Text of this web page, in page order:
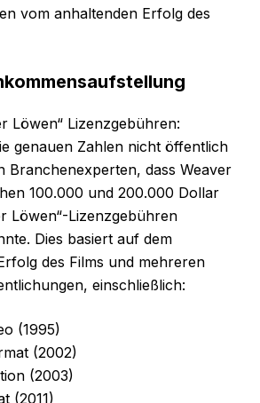
vom anhaltenden Erfolg des
Löwen“ Lizenzgebühren:
genauen Zahlen nicht öffentlich
Branchenexperten, dass Weaver
100.000 und 200.000 Dollar
Löwen“-Lizenzgebühren
Dies basiert auf dem
des Films und mehreren
einschließlich:
(1995)
(2002)
(2003)
(2011)